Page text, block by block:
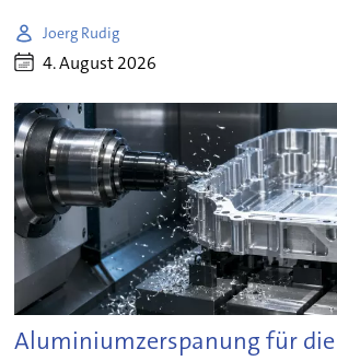
Joerg Rudig
4. August 2026
Aluminiumzerspanung für